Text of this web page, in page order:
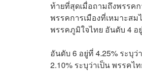
ท้ายที่สุดเมื่อถามถึงพรรค
พรรคการเมืองที่เหมาะสม
พรรคภูมิใจไทย อันดับ 4 อ
อันดับ 6 อยู่ที่ 4.25% ระบุ
2.10% ระบุว่าเป็น พรรคไ